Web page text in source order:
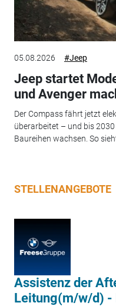
05.08.2026 #Jeep
Jeep startet
und Avenger
Der Compass fährt jetzt
überarbeitet – und bis
Baureihen wachsen. So
STELLENANGEBOTE
Assistenz der
Leitung(m/w/d) -